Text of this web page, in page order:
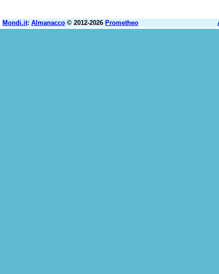
Mondi.it: Almanacco © 2012-2026 Prometheo